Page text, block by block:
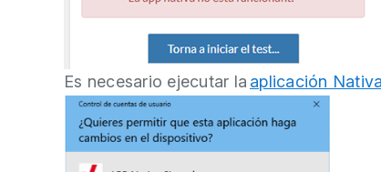
Es necesario ejecutar la aplicación Nativa